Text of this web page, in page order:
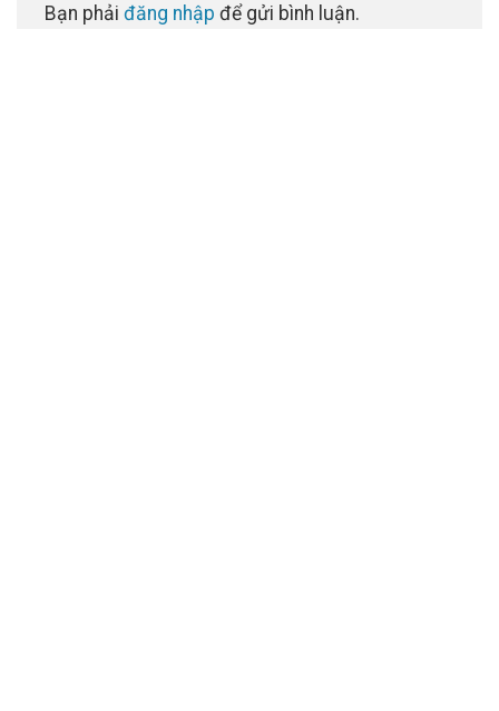
Bạn phải đăng nhập để gửi bình luận.